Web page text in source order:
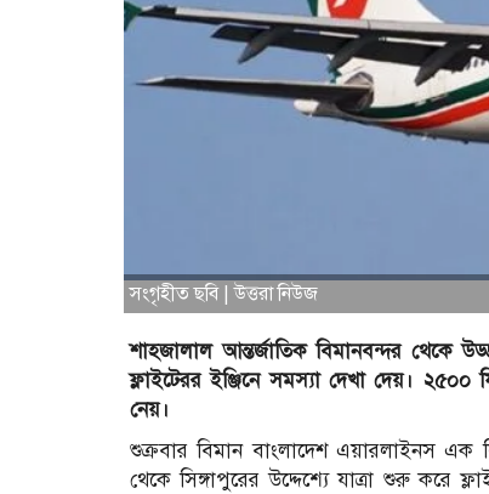
সংগৃহীত ছবি | উত্তরা নিউজ
শাহজালাল আন্তর্জাতিক বিমানবন্দর থেকে
ফ্লাইটেরর ইঞ্জিনে সমস্যা দেখা দেয়।
নেয়।
শুক্রবার বিমান বাংলাদেশ এয়ারলাইনস এক
থেকে সিঙ্গাপুরের উদ্দেশ্যে যাত্রা শুরু করে